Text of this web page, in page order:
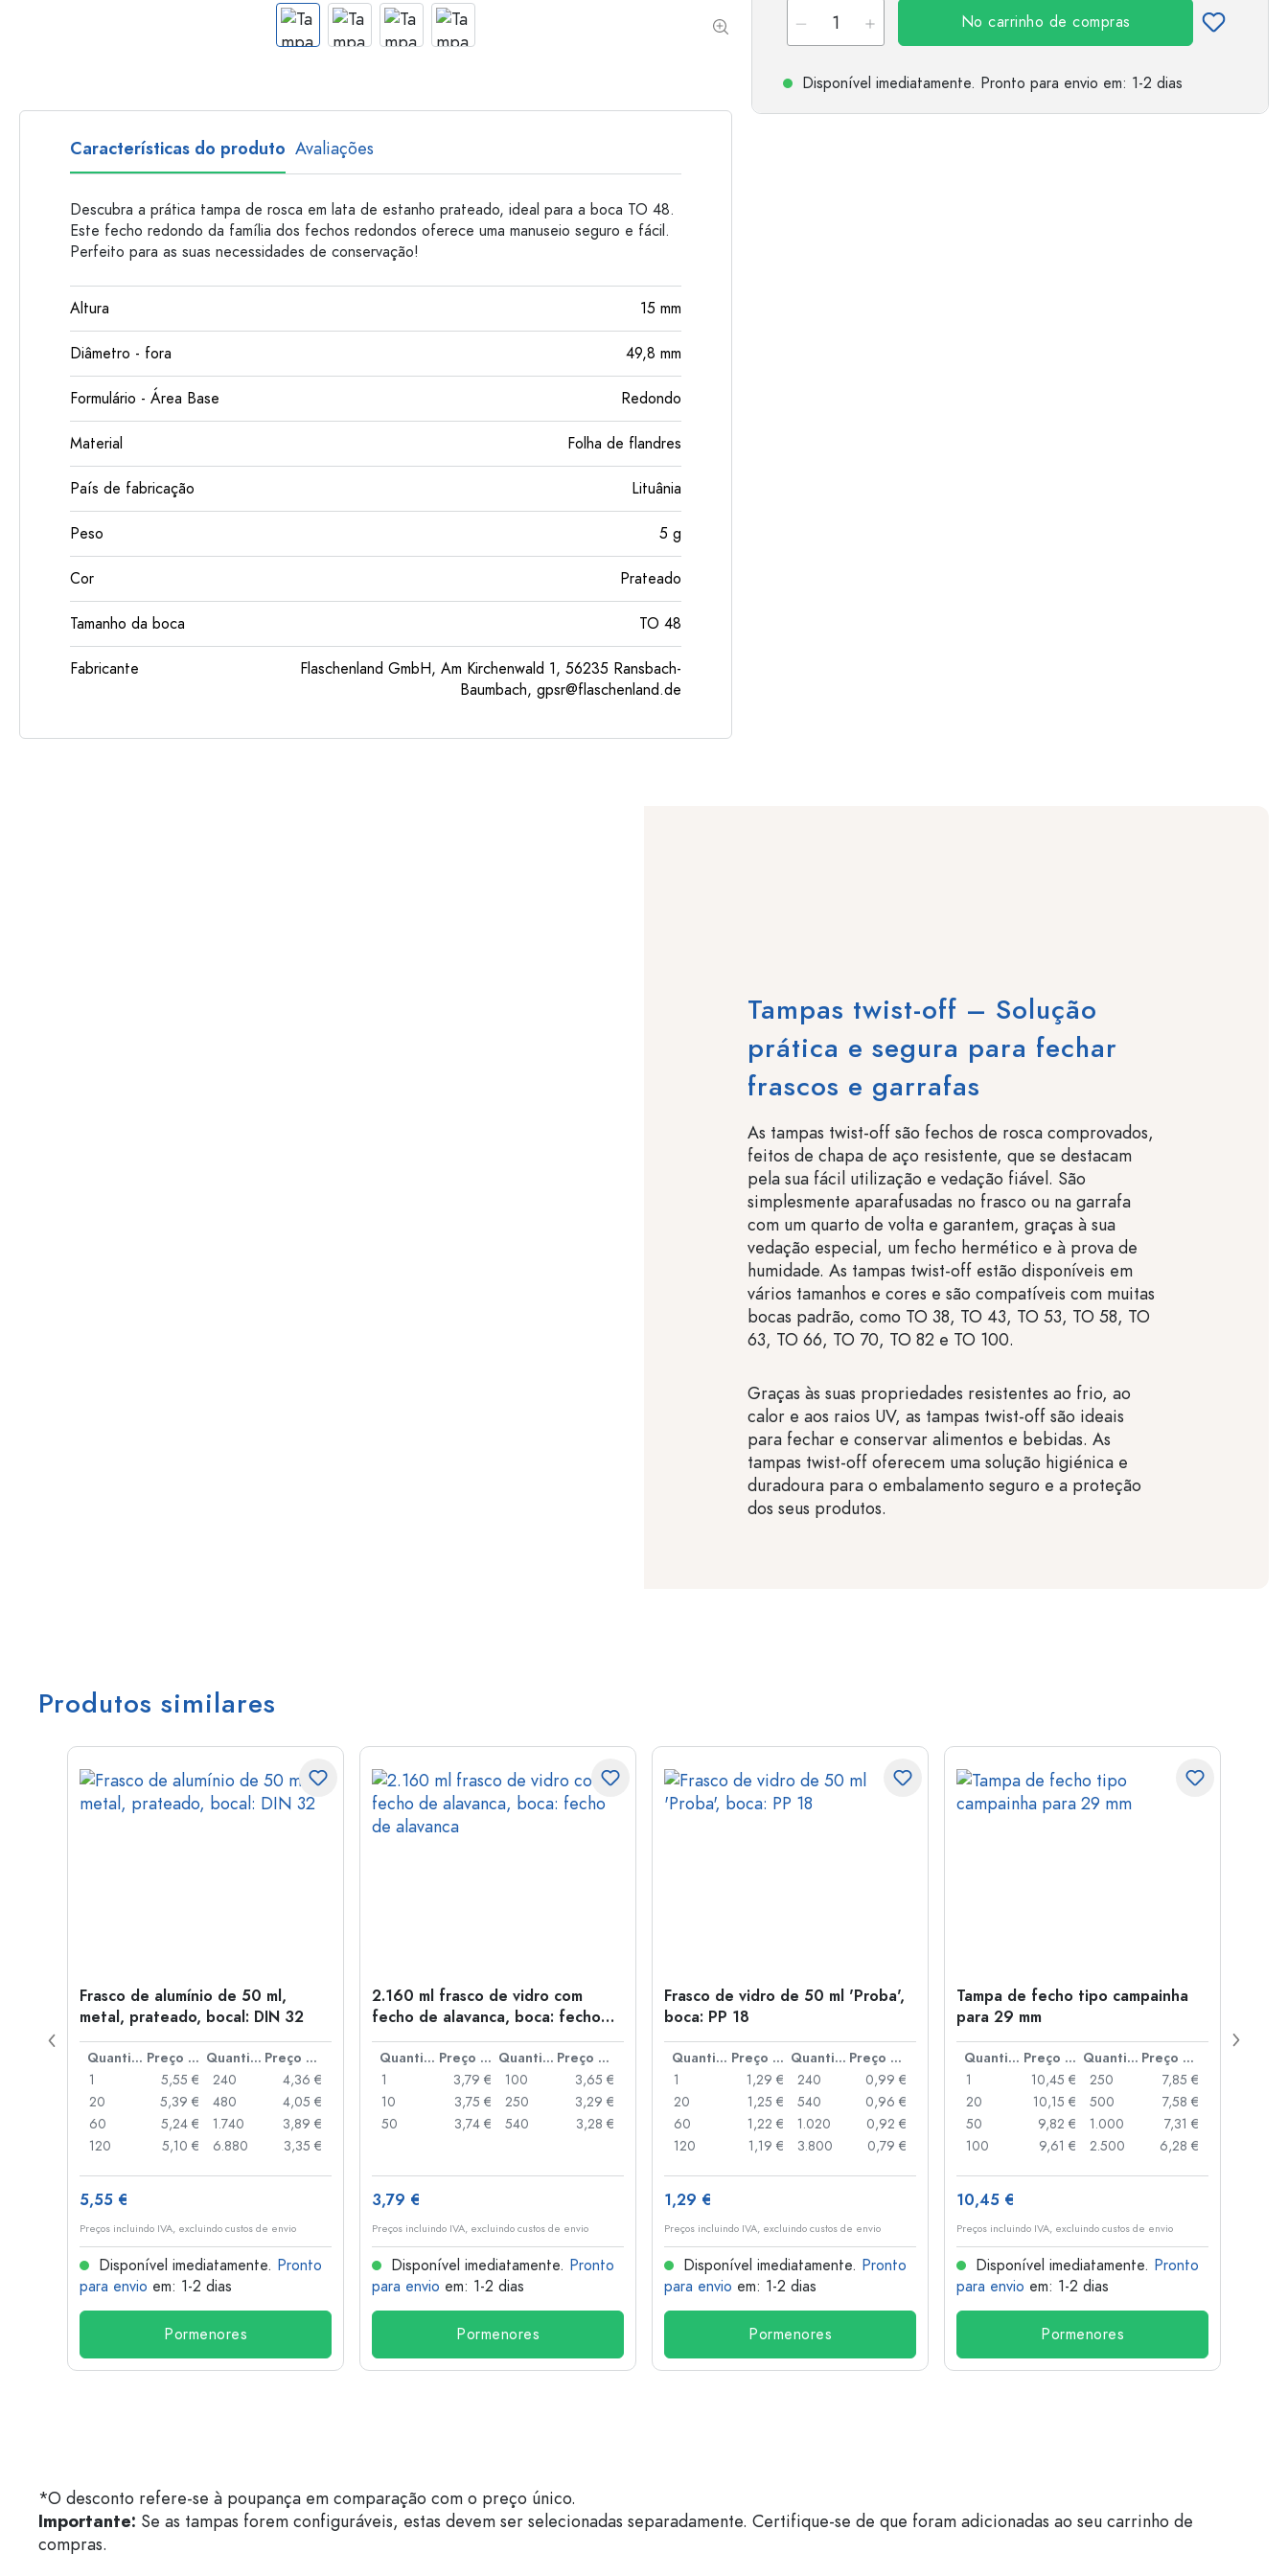
Garrafas de plastico
No carrinho de compras
Disponível imediatamente. Pronto para envio em: 1-2 dias
Características do produto Avaliações
Descubra a prática tampa de rosca em lata de estanho prateado, ideal para a boca TO 48.
Este fecho redondo da família dos fechos redondos oferece uma manuseio seguro e fácil.
Perfeito para as suas necessidades de conservação!
Altura 15 mm
Diâmetro - fora 49,8 mm
Formulário - Área Base Redondo
Material Folha de flandres
País de fabricação Lituânia
Peso 5 g
Cor Prateado
Tamanho da boca TO 48
Fabricante
Flaschenland GmbH, Am Kirchenwald 1, 56235 Ransbach-
Baumbach, gpsr@flaschenland.de
Tampas twist-off – Solução
prática e segura para fechar
frascos e garrafas
As tampas twist-off são fechos de rosca comprovados,
feitos de chapa de aço resistente, que se destacam
pela sua fácil utilização e vedação fiável. São
simplesmente aparafusadas no frasco ou na garrafa
com um quarto de volta e garantem, graças à sua
vedação especial, um fecho hermético e à prova de
humidade. As tampas twist-off estão disponíveis em
vários tamanhos e cores e são compatíveis com muitas
bocas padrão, como TO 38, TO 43, TO 53, TO 58, TO
63, TO 66, TO 70, TO 82 e TO 100.
Graças às suas propriedades resistentes ao frio, ao
calor e aos raios UV, as tampas twist-off são ideais
para fechar e conservar alimentos e bebidas. As
tampas twist-off oferecem uma solução higiénica e
duradoura para o embalamento seguro e a proteção
dos seus produtos.
Produtos similares
Frasco de alumínio de 50 ml,
metal, prateado, bocal: DIN 32
Quantidade Preço por peça Quantidade
Preço por peça
1
5,55 €
20
5,39 €
60
5,24 €
120
5,10 €
240
4,36 €
480
4,05 €
1.740
3,89 €
6.880
3,35 €
5,55 €
Preços incluindo IVA, excluindo custos de envio
Disponível imediatamente. Pronto
para envio em: 1-2 dias
Pormenores
2.160 ml frasco de vidro com
fecho de alavanca, boca: fecho
de alavanca
Quantidade Preço por peça Quantidade
Preço por peça
1
3,79 €
10
3,75 €
50
3,74 €
100
3,65 €
250
3,29 €
540
3,28 €
3,79 €
Preços incluindo IVA, excluindo custos de envio
Disponível imediatamente. Pronto
para envio em: 1-2 dias
Pormenores
Frasco de vidro de 50 ml 'Proba',
boca: PP 18
Quantidade Preço por peça Quantidade
Preço por peça
1
1,29 €
20
1,25 €
60
1,22 €
120
1,19 €
240
0,99 €
540
0,96 €
1.020
0,92 €
3.800
0,79 €
1,29 €
Preços incluindo IVA, excluindo custos de envio
Disponível imediatamente. Pronto
para envio em: 1-2 dias
Pormenores
Tampa de fecho tipo campainha
para 29 mm
Quantidade Preço por peça Quantidade
Preço por peça
1
10,45 €
20
10,15 €
50
9,82 €
100
9,61 €
250
7,85 €
500
7,58 €
1.000
7,31 €
2.500
6,28 €
10,45 €
Preços incluindo IVA, excluindo custos de envio
Disponível imediatamente. Pronto
para envio em: 1-2 dias
Pormenores
*O desconto refere-se à poupança em comparação com o preço único.
Importante: Se as tampas forem configuráveis, estas devem ser selecionadas separadamente. Certifique-se de que foram adicionadas ao seu carrinho de
compras.